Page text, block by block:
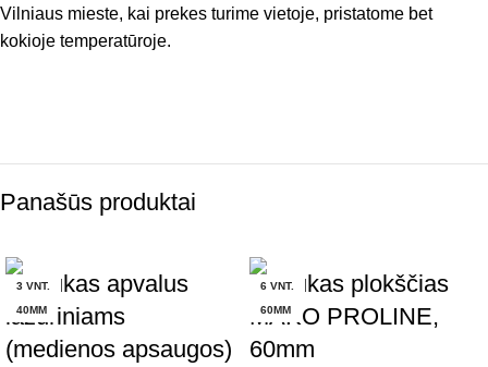
Vilniaus mieste, kai prekes turime vietoje, pristatome bet
kokioje temperatūroje.
Panašūs produktai
3 VNT.
40MM
Teptukas apvalus
lazuriniams
(medienos apsaugos)
6 VNT.
60MM
Teptukas plokščias
MAKO PROLINE,
60mm